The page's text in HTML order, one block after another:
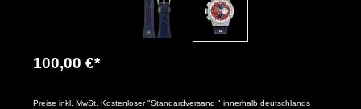
100,00 €*
Preise inkl. MwSt. Kostenloser "Standardversand " innerhalb deutschlands